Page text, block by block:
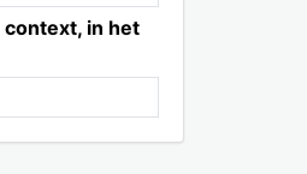
in het